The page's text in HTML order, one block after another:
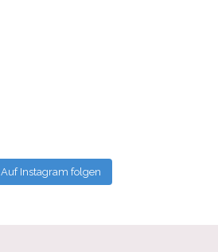
Auf Instagram folgen